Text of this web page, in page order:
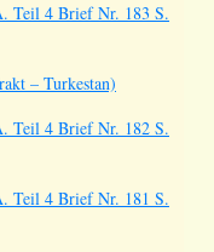
Teil 4 Brief Nr. 183 S.
– Turkestan)
Teil 4 Brief Nr. 182 S.
Teil 4 Brief Nr. 181 S.